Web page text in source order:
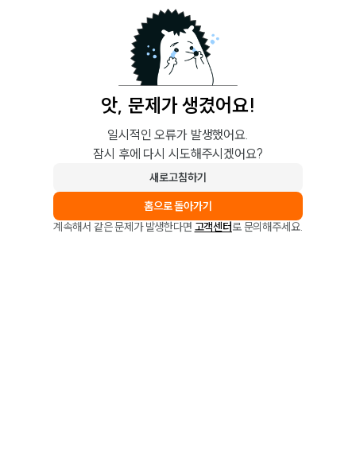
앗, 문제가 생겼어요!
일시적인 오류가 발생했어요.
잠시 후에 다시 시도해주시겠어요?
새로고침하기
홈으로 돌아가기
계속해서 같은 문제가 발생한다면 고객센터로 문의해주세요.